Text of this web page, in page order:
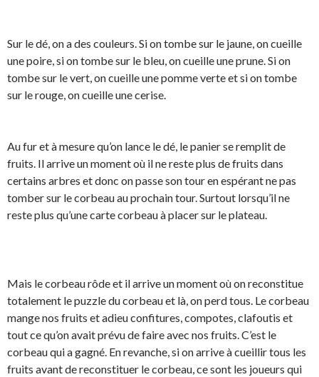
Sur le dé, on a des couleurs. Si on tombe sur le jaune, on cueille
une poire, si on tombe sur le bleu, on cueille une prune. Si on
tombe sur le vert, on cueille une pomme verte et si on tombe
sur le rouge, on cueille une cerise.
Au fur et à mesure qu’on lance le dé, le panier se remplit de
fruits. Il arrive un moment où il ne reste plus de fruits dans
certains arbres et donc on passe son tour en espérant ne pas
tomber sur le corbeau au prochain tour. Surtout lorsqu’il ne
reste plus qu’une carte corbeau à placer sur le plateau.
Mais le corbeau rôde et il arrive un moment où on reconstitue
totalement le puzzle du corbeau et là, on perd tous. Le corbeau
mange nos fruits et adieu confitures, compotes, clafoutis et
tout ce qu’on avait prévu de faire avec nos fruits. C’est le
corbeau qui a gagné. En revanche, si on arrive à cueillir tous les
fruits avant de reconstituer le corbeau, ce sont les joueurs qui